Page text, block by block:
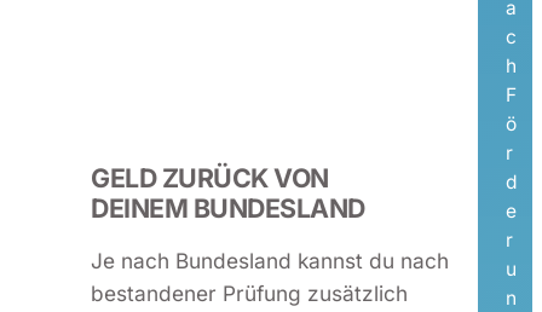
GELD ZURÜCK VON
DEINEM BUNDESLAND
Je nach Bundesland kannst du nach
bestandener Prüfung zusätzlich
a
c
h
F
ö
r
d
e
r
u
n